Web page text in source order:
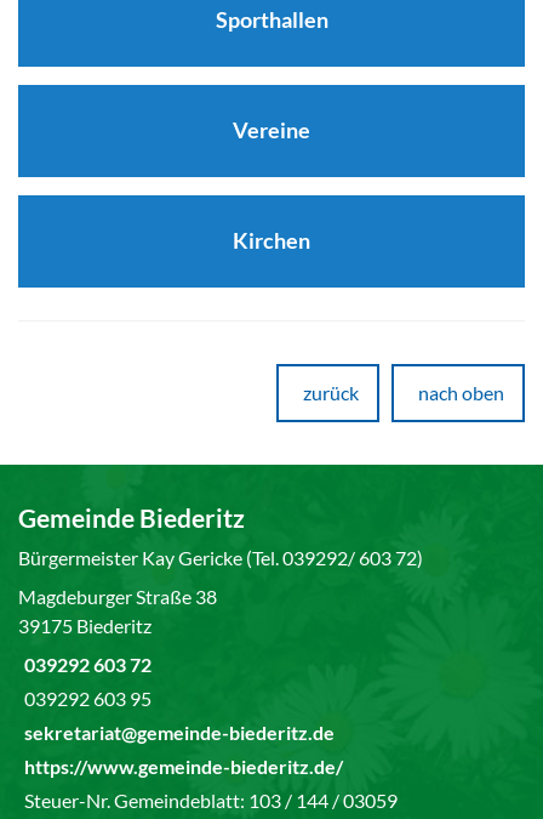
Sporthallen
Vereine
Kirchen
zurück nach oben
Gemeinde Biederitz
Bürgermeister Kay Gericke (Tel. 039292/ 603 72)
Magdeburger Straße 38
39175 Biederitz
039292 603 72
039292 603 95
sekretariat@gemeinde-biederitz.de
https://www.gemeinde-biederitz.de/
Steuer-Nr. Gemeindeblatt: 103 / 144 / 03059